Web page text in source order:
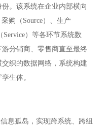
。该系统在企业内部横向
购（Source）、生产
Service）等各环节系统数
分销商、零售商直至最终
织的数据网络，系统构建
生体。
息孤岛，实现跨系统、跨组